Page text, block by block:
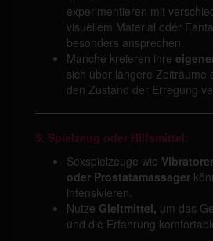
experimentieren mit
visuellem Material oder
besonders ansprechen.
Manche kreieren ihre
sich über längere Zeiträume
den Zustand der Erregung
5. Spielzeug oder Hilfsmittel:
Sexspielzeuge wie
oder Prostatamassager
intensivieren.
Nutze Gleitmittel, um das
und die Erfahrung